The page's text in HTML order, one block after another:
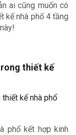
ai cũng muốn có
kế nhà phố 4 tầng
thiết kế
phố kết hợp kinh